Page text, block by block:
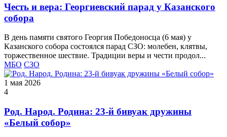
Честь и вера: Георгиевский парад у Казанского
собора
В день памяти святого Георгия Победоносца (6 мая) у
Казанского собора состоялся парад СЗО: молебен, клятвы,
торжественное шествие. Традиции веры и чести продол...
МБО СЗО
1 мая 2026
4
Род. Народ. Родина: 23‑й бивуак дружины
«Белый собор»